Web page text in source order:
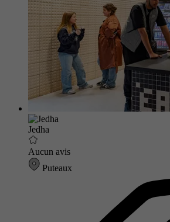
Jedha
Aucun avis
Puteaux